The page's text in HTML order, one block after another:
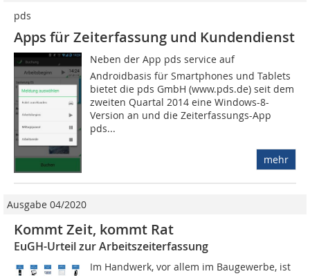
pds
Apps für Zeiterfassung und Kundendienst
Neben der App pds service auf
Androidbasis für Smartphones und Tablets
bietet die pds GmbH (www.pds.de) seit dem
zweiten Quartal 2014 eine Windows-8-
Version an und die Zeiterfassungs-App
pds...
mehr
Ausgabe 04/2020
Kommt Zeit, kommt Rat
EuGH-Urteil zur Arbeitszeiterfassung
Im Handwerk, vor allem im Baugewerbe, ist